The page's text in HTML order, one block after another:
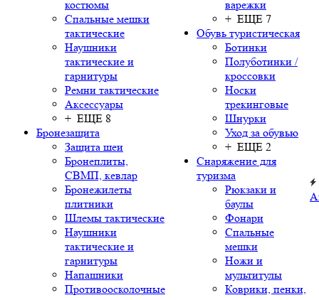
костюмы
Спальные мешки
тактические
Наушники
тактические и
гарнитуры
Ремни тактические
Аксессуары
+ ЕЩЕ 8
Бронезащита
Защита шеи
Бронеплиты,
СВМП, кевлар
Бронежилеты
плитники
Шлемы тактические
Наушники
тактические и
гарнитуры
Напашники
Противоосколочные
варежки
+ ЕЩЕ 7
Обувь туристическая
Ботинки
Полуботинки /
кроссовки
Носки
трекинговые
Шнурки
Уход за обувью
+ ЕЩЕ 2
Снаряжение для
туризма
Рюкзаки и
баулы
Фонари
Спальные
мешки
Ножи и
мультитулы
Коврики, пенки,